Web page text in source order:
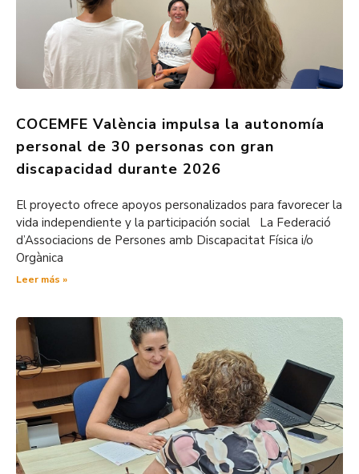
COCEMFE València impulsa la autonomía
personal de 30 personas con gran
discapacidad durante 2026
El proyecto ofrece apoyos personalizados para favorecer la
vida independiente y la participación social La Federació
d’Associacions de Persones amb Discapacitat Física i/o
Orgànica
Leer más »